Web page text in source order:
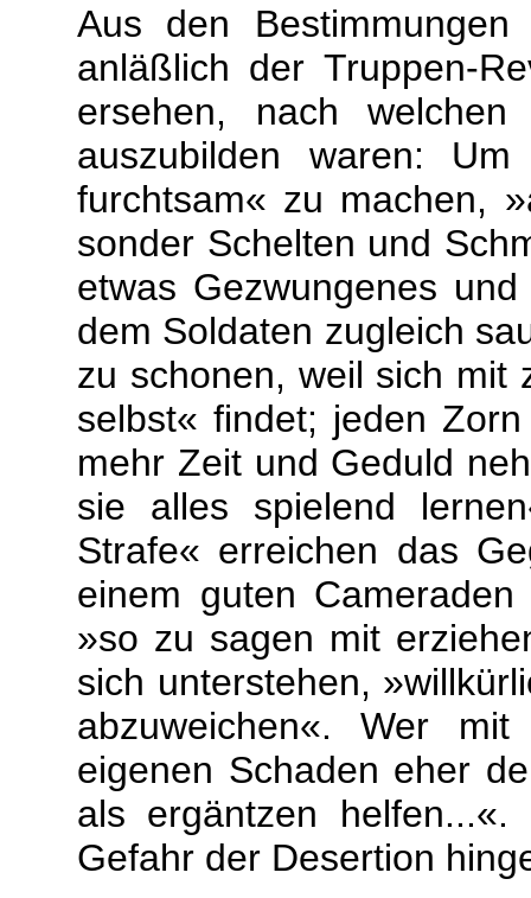
Aus den
anläßlich der Truppen-
ersehen, nach welchen
auszubilden waren:
furchtsam« zu machen,
sonder Schelten und
etwas Gezwungenes
dem Soldaten zugleich
zu schonen, weil sich mit
selbst« findet; jeden
mehr Zeit und Geduld
sie alles spielend
Strafe« erreichen das
einem guten
»so zu sagen mit
sich unterstehen,
abzuweichen«. Wer
eigenen Schaden eher
als ergäntzen
Gefahr der Desertion